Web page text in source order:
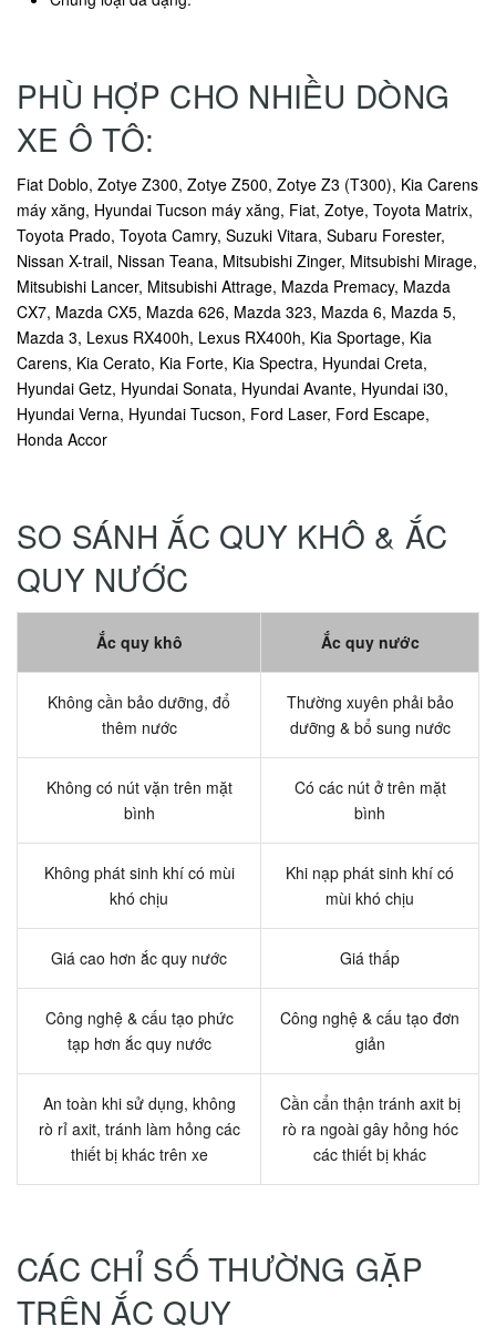
PHÙ HỢP CHO NHIỀU DÒNG
XE Ô TÔ:
Fiat Doblo, Zotye Z300, Zotye Z500, Zotye Z3 (T300), Kia Carens
máy xăng, Hyundai Tucson máy xăng, Fiat, Zotye, Toyota Matrix,
Toyota Prado, Toyota Camry, Suzuki Vitara, Subaru Forester,
Nissan X-trail, Nissan Teana, Mitsubishi Zinger, Mitsubishi Mirage,
Mitsubishi Lancer, Mitsubishi Attrage, Mazda Premacy, Mazda
CX7, Mazda CX5, Mazda 626, Mazda 323, Mazda 6, Mazda 5,
Mazda 3, Lexus RX400h, Lexus RX400h, Kia Sportage, Kia
Carens, Kia Cerato, Kia Forte, Kia Spectra, Hyundai Creta,
Hyundai Getz, Hyundai Sonata, Hyundai Avante, Hyundai i30,
Hyundai Verna, Hyundai Tucson, Ford Laser, Ford Escape,
Honda Accor
SO SÁNH ẮC QUY KHÔ & ẮC
QUY NƯỚC
Ắc quy khô Ắc quy nước
Không cần bảo dưỡng, đổ
thêm nước
Thường xuyên phải bảo
dưỡng & bổ sung nước
Không có nút vặn trên mặt
bình
Có các nút ở trên mặt
bình
Không phát sinh khí có mùi
khó chịu
Khi nạp phát sinh khí có
mùi khó chịu
Giá cao hơn ắc quy nước Giá thấp
Công nghệ & cấu tạo phức
tạp hơn ắc quy nước
Công nghệ & cấu tạo đơn
giản
An toàn khi sử dụng, không
rò rỉ axit, tránh làm hỏng các
thiết bị khác trên xe
Cần cẩn thận tránh axit bị
rò ra ngoài gây hỏng hóc
các thiết bị khác
CÁC CHỈ SỐ THƯỜNG GẶP
TRÊN ẮC QUY